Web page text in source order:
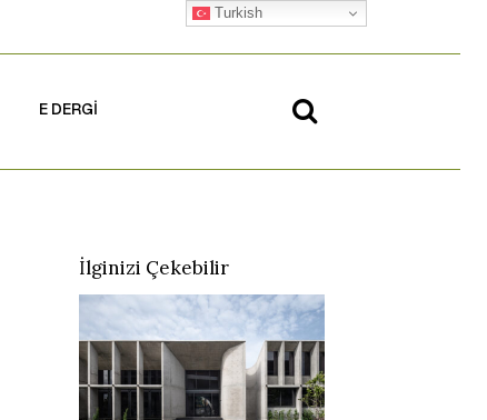
E DERGİ
İlginizi Çekebilir
Turkish